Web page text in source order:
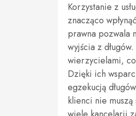
Korzystanie z
znacząco
prawna pozwala
wyjścia z
wierzycielami,
Dzięki ich
egzekucją
klienci nie